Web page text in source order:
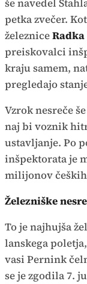
še navedel
petka zvečer.
železnice
preiskovalci
kraju samem,
pregledajo
Vzrok nesreče
naj bi voznik
ustavljanje. Po
inšpektorata je
milijonov
Železniške
To je najhujša
lanskega
vasi Pernink
se je zgodila 7.